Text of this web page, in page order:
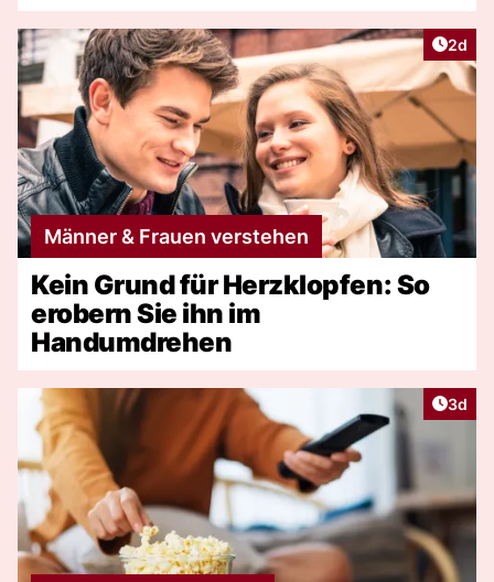
2d
Männer & Frauen verstehen
Kein Grund für Herzklopfen: So
erobern Sie ihn im
Handumdrehen
3d